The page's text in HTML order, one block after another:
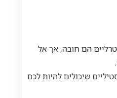
צבעים ניטרליים הם חובה, אך אל
שיכולים להיות לכם